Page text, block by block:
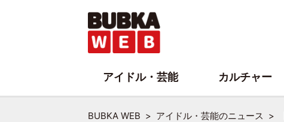
BUBKA WEB アイドル・芸能のニュース
アイドル・芸能 カルチャー